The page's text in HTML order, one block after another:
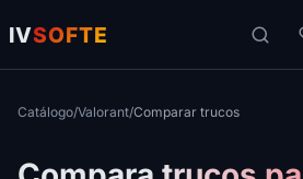
IVSOFTE
Catálogo/Valorant/Comparar trucos